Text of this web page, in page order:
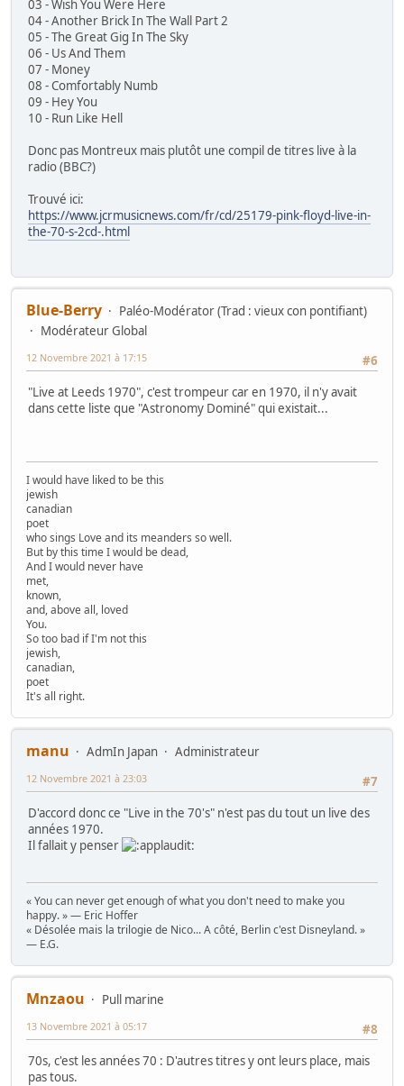
03 - Wish You Were Here
04 - Another Brick In The Wall Part 2
05 - The Great Gig In The Sky
06 - Us And Them
07 - Money
08 - Comfortably Numb
09 - Hey You
10 - Run Like Hell
Donc pas Montreux mais plutôt une compil de titres live à la
radio (BBC?)
Trouvé ici:
https://www.jcrmusicnews.com/fr/cd/25179-pink-floyd-live-in-
the-70-s-2cd-.html
Blue-Berry
Paléo-Modérator (Trad : vieux con pontifiant)
Modérateur Global
#6
12 Novembre 2021 à 17:15
"Live at Leeds 1970", c'est trompeur car en 1970, il n'y avait
dans cette liste que "Astronomy Dominé" qui existait...
I would have liked to be this
jewish
canadian
poet
who sings Love and its meanders so well.
But by this time I would be dead,
And I would never have
met,
known,
and, above all, loved
You.
So too bad if I'm not this
jewish,
canadian,
poet
It's all right.
manu AdmIn Japan
Administrateur
#7
12 Novembre 2021 à 23:03
D'accord donc ce "Live in the 70's" n'est pas du tout un live des
années 1970.
Il fallait y penser
« You can never get enough of what you don't need to make you
happy. » — Eric Hoffer
« Désolée mais la trilogie de Nico... A côté, Berlin c'est Disneyland. »
— E.G.
Mnzaou
Pull marine
#8
13 Novembre 2021 à 05:17
70s, c'est les années 70 : D'autres titres y ont leurs place, mais
pas tous.